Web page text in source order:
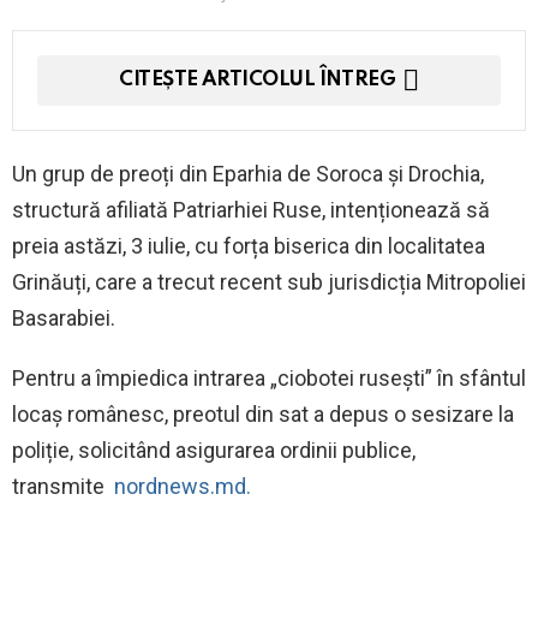
CITEȘTE ARTICOLUL ÎNTREG
Un grup de preoți din Eparhia de Soroca și Drochia,
structură afiliată Patriarhiei Ruse, intenționează să
preia astăzi, 3 iulie, cu forța biserica din localitatea
Grinăuți, care a trecut recent sub jurisdicția Mitropoliei
Basarabiei.
Pentru a împiedica intrarea „ciobotei rusești” în sfântul
locaș românesc, preotul din sat a depus o sesizare la
poliție, solicitând asigurarea ordinii publice,
transmite nordnews.md.